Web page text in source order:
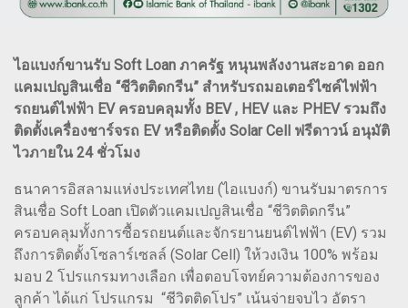
ไอแบงก์ขานรับ Soft Loan ภาครัฐ หนุนพลังงานสะอาด ออก
แคมเปญสินเชื่อ “ชีวิตติดกรีน” สำหรับรถมอเตอร์ไซค์ไฟฟ้า
รถยนต์ไฟฟ้า EV ครอบคลุมทั้ง BEV , HEV และ PHEV รวมถึง
ติดตั้งเครื่องชาร์จรถ EV หรือติดตั้ง Solar Cell ฟรีดาวน์ อนุมัติ
ไวภายใน 24 ชั่วโมง
ธนาคารอิสลามแห่งประเทศไทย (ไอแบงก์) ขานรับมาตรการ
สินเชื่อ Soft Loan เปิดตัวแคมเปญสินเชื่อ “ชีวิตติดกรีน”
ครอบคลุมทั้งการซื้อรถยนต์และจักรยานยนต์ไฟฟ้า (EV) รวม
ถึงการติดตั้งโซลาร์เซลล์ (Solar Cell) ให้วงเงิน 100% พร้อม
มอบ 2 โปรแกรมทางเลือก เพื่อตอบโจทย์ความต้องการของ
ลูกค้า ได้แก่ โปรแกรม “ชีวิตติดโปร” เน้นจ่ายจบไว อัตรา